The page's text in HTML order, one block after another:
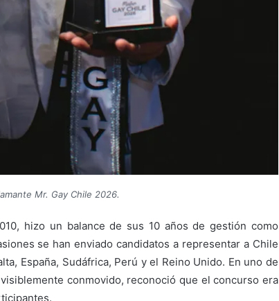
Mr. Gay Chile 2026.
hizo un balance de sus 10 años de gestión como
se han enviado candidatos a representar a Chile
España, Sudáfrica, Perú y el Reino Unido. En uno de
conmovido, reconoció que el concurso era